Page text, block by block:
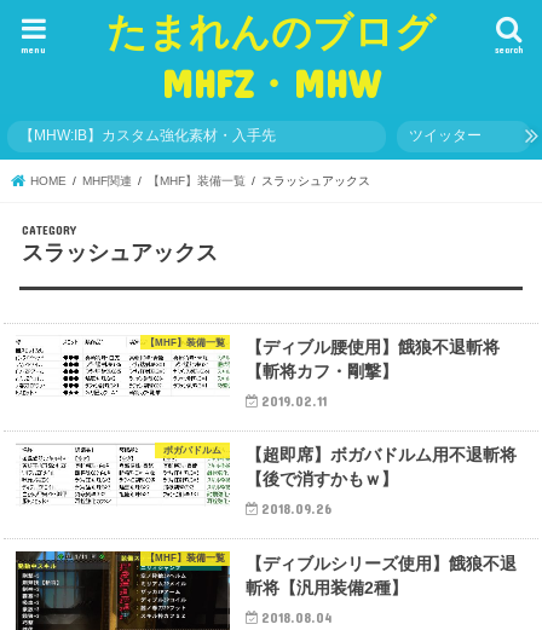
たまれんのブログ
MHFZ・MHW
search
menu
【MHW:IB】カスタム強化素材・入手先 ツイッター
HOME MHF関連 【MHF】装備一覧 スラッシュアックス
スラッシュアックス
【MHF】装備一覧
【ディブル腰使用】餓狼不退斬将
【斬将カフ・剛撃】
2019.02.11
ボガバドルム
【超即席】ボガバドルム用不退斬将
【後で消すかもｗ】
2018.09.26
【MHF】装備一覧
【ディブルシリーズ使用】餓狼不退
斬将【汎用装備2種】
2018.08.04